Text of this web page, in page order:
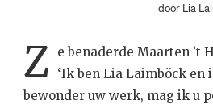
door Lia
Z
e benaderde Maarten ’t
‘Ik ben Lia Laimböck
bewonder uw werk, mag ik u